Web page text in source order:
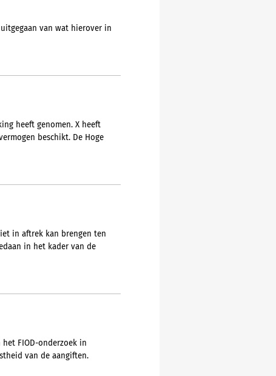
van wat hierover in
heeft genomen. X heeft
beschikt. De Hoge
in aftrek kan brengen ten
in het kader van de
FIOD-onderzoek in
van de aangiften.